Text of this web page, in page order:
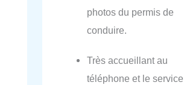
photos du permis de
conduire.
Très accueillant au
téléphone et le service